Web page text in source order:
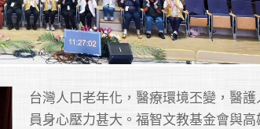
台灣人口老年化，醫療環境丕變，醫護
員身心壓力甚大。福智文教基金會與高